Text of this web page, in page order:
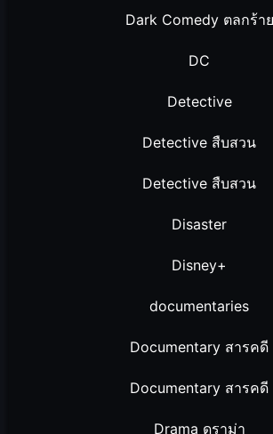
Dark Comedy ตลกร้าย
DC
Detective
Detective สืบสวน
Detective สืบสวน
Disaster
Disney+
documentaries
Documentary สารคดี
Documentary สารคดี
Drama ดราม่า